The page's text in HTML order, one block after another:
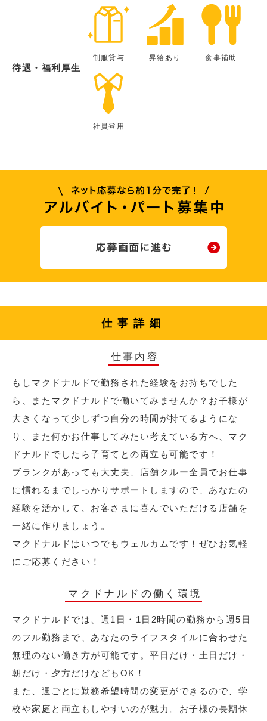
待遇・福利厚生
制服貸与 昇給あり 食事補助
社員登用
仕事詳細
仕事内容
もしマクドナルドで勤務された経験をお持ちでした
ら、またマクドナルドで働いてみませんか？お子様が
大きくなって少しずつ自分の時間が持てるようにな
り、また何かお仕事してみたい考えている方へ、マク
ドナルドでしたら子育てとの両立も可能です！
ブランクがあっても大丈夫、店舗クルー全員でお仕事
に慣れるまでしっかりサポートしますので、あなたの
経験を活かして、お客さまに喜んでいただける店舗を
一緒に作りましょう。
マクドナルドはいつでもウェルカムです！ぜひお気軽
にご応募ください！
マクドナルドの働く環境
マクドナルドでは、週1日・1日2時間の勤務から週5日
のフル勤務まで、あなたのライフスタイルに合わせた
無理のない働き方が可能です。平日だけ・土日だけ・
朝だけ・夕方だけなどもOK！
また、週ごとに勤務希望時間の変更ができるので、学
校や家庭と両立もしやすいのが魅力。お子様の長期休